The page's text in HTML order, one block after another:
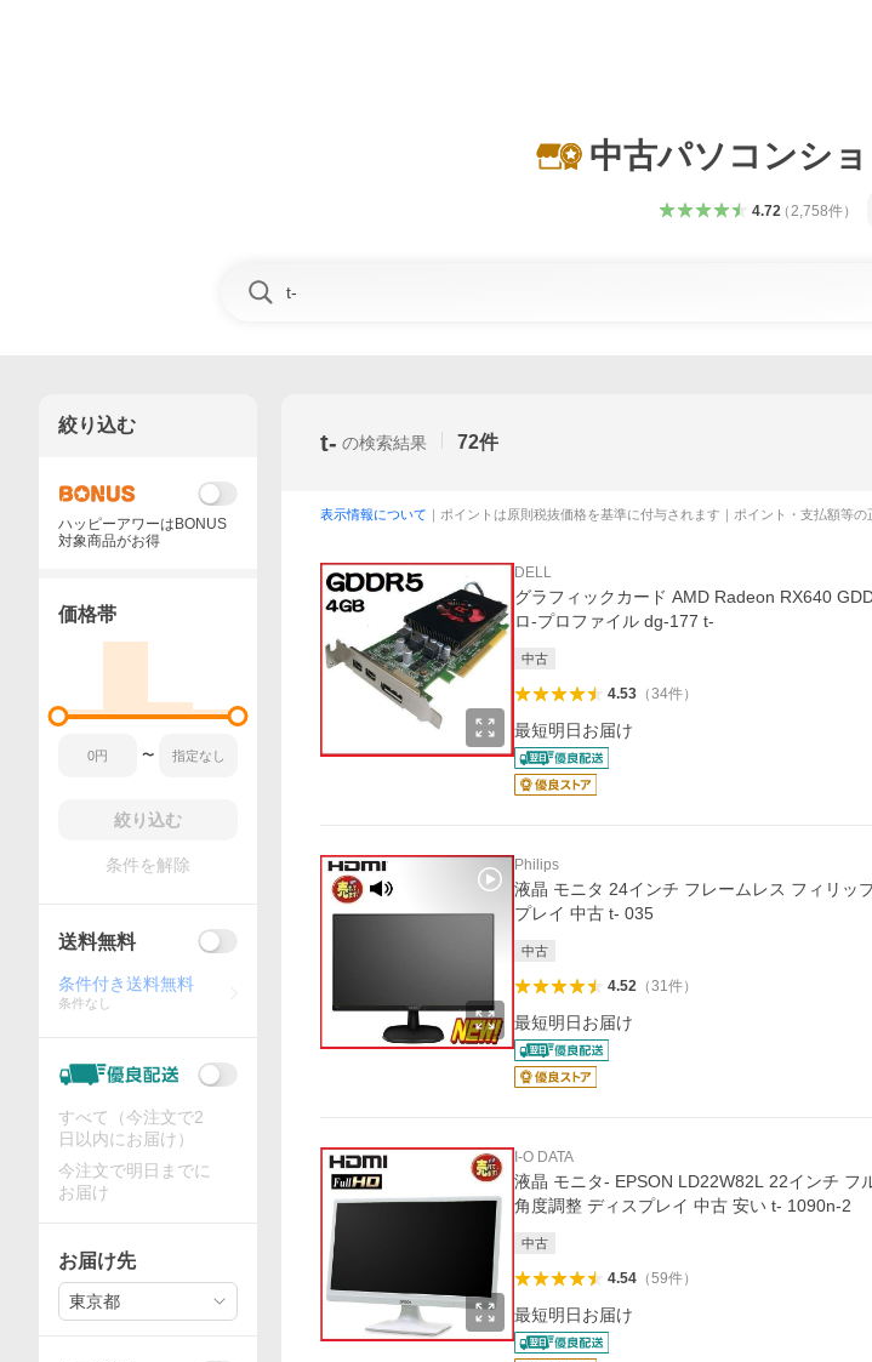
中古パソコンシ
4.72（ 2,758件）
t- の検索結果 72件
表示情報について ｜ポイントは原則税抜価格を基準に付与されます｜ポイント・支払額等
DELL
グラフィックカード AMD Radeon RX640
ロ-プロファイル dg-177 t-
中古
4.53（34件）
最短明日お届け
Philips
液晶 モニタ 24インチ フレームレス フィリッ
プレイ 中古 t- 035
中古
4.52（31件）
最短明日お届け
I-O DATA
液晶 モニタ- EPSON LD22W82L 22インチ
角度調整 ディスプレイ 中古 安い t- 1090n-2
中古
4.54（59件）
最短明日お届け
絞り込む
ハッピーアワーはBONUS
対象商品がお得
価格帯
〜
絞り込む
条件を解除
送料無料
条件付き送料無料
条件なし
すべて（今注文で2
日以内にお届け）
今注文で明日までに
お届け
お届け先
東京都